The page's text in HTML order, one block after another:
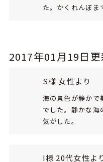
た。かくれんぼま
2017年01月19日更
S様 女性より
海の景色が静かで
でした。静かな海
気がした。
I様 20代女性よ